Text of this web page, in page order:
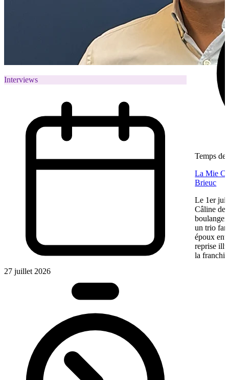
Interviews
27 juillet 2026
Temps de
La Mie
Brieuc
Le 1er
Câline de
un trio
époux
reprise
la